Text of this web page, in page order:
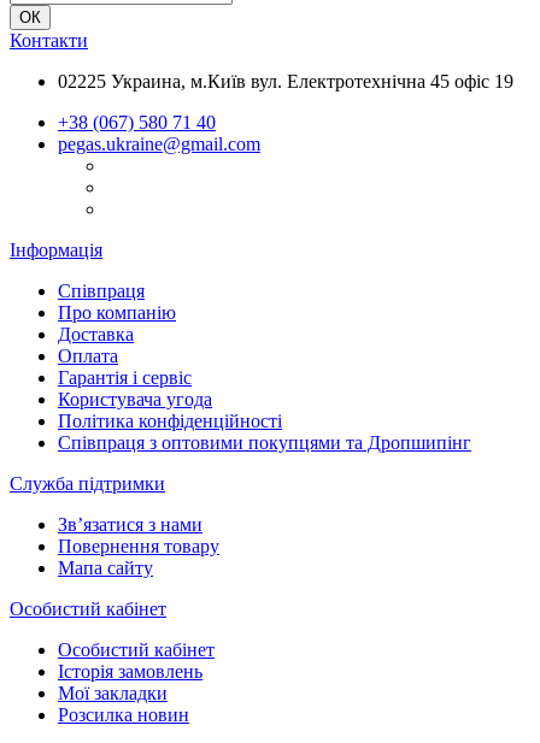
Контакти
02225 Украина, м.Київ вул. Електротехнічна 45 офіс 19
+38 (067) 580 71 40
pegas.ukraine@gmail.com
Інформація
Співпраця
Про компанію
Доставка
Оплата
Гарантія і сервіс
Користувача угода
Політика конфіденційності
Співпраця з оптовими покупцями та Дропшипінг
Служба підтримки
Зв’язатися з нами
Повернення товару
Мапа сайту
Особистий кабінет
Особистий кабінет
Історія замовлень
Мої закладки
Розсилка новин